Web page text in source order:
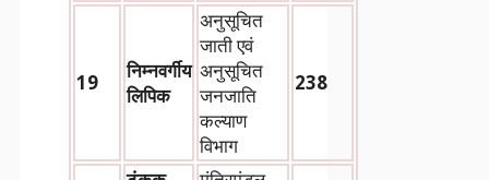
19
निम्नवर्गीय
लिपिक
अनुसूचित
जाती एवं
अनुसूचित
जनजाति
कल्याण
विभाग
238